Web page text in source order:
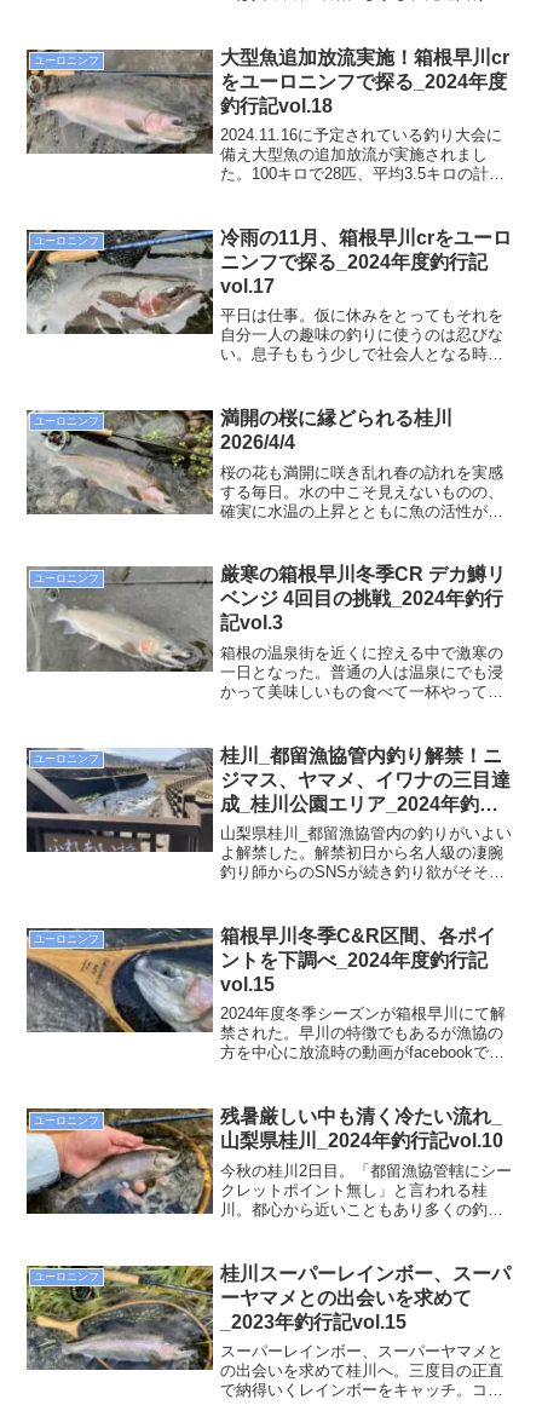
ユーロニンフ
大型魚追加放流実施！箱根早川cr
をユーロニンフで探る_2024年度
釣行記vol.18
2024.11.16に予定されている釣り大会に
備え大型魚の追加放流が実施されまし
た。100キロで28匹、平均3.5キロの計
た！
ユーロニンフ
冷雨の11月、箱根早川crをユーロ
ニンフで探る_2024年度釣行記
vol.17
平日は仕事。仮に休みをとってもそれを
自分一人の趣味の釣りに使うのは忍びな
い。息子ももう少しで社会人となる時期
息子もアルバイトを入れている都合もあ
るため、夫婦共々自分の時間として有効
活用が今のスタイル。ということで今週
の土曜日は雨予報でしたがそのまま箱根
早川へ
ユーロニンフ
満開の桜に縁どられる桂川
2026/4/4
桜の花も満開に咲き乱れ春の訪れを実感
する毎日。水の中こそ見えないものの、
確実に水温の上昇とともに魚の活性が上
は一尾をゲット。ただし、その後、2連チ
ャンでバラシ。足元に目を向けると無数
のつくしん坊が目に入る。
ユーロニンフ
厳寒の箱根早川冬季CR デカ鱒リ
ベンジ 4回目の挑戦_2024年釣行
記vol.3
箱根の温泉街を近くに控える中で激寒の
一日となった。普通の人は温泉にでも浸
かって美味しいもの食べて一杯やってい
挑戦で箱根早川に向かった。
ユーロニンフ
桂川_都留漁協管内釣り解禁！ニ
ジマス、ヤマメ、イワナの三目達
成_桂川公園エリア_2024年釣行
記vol.7
山梨県桂川_都留漁協管内の釣りがいよい
よ解禁した。解禁初日から名人級の凄腕
釣り師からのSNSが続き釣り欲がそそら
た。現地までの道中。雪を被った富士山
は格別に美しい
ユーロニンフ
箱根早川冬季C&R区間、各ポイ
ントを下調べ_2024年度釣行記
vol.15
2024年度冬季シーズンが箱根早川にて解
禁された。早川の特徴でもあるが漁協の
方を中心に放流時の動画がfacebookで公
る。
ユーロニンフ
残暑厳しい中も清く冷たい流れ_
山梨県桂川_2024年釣行記vol.10
今秋の桂川2日目。「都留漁協管轄にシー
クレットポイント無し」と言われる桂
川。都心から近いこともあり多くの釣り
り、折角来たのだからと広範囲に探る。
ビーズヘッドのニンフで流れの筋をトレ
ースしていると程なくヒット。ヒレビン
のニジマス、ヤマメ、そして桂川名物の
キロ鱒に恵まれた一日だった。
ユーロニンフ
桂川スーパーレインボー、スーパ
ーヤマメとの出会いを求めて
_2023年釣行記vol.15
スーパーレインボー、スーパーヤマメと
の出会いを求めて桂川へ。三度目の正直
で納得いくレインボーをキャッチ。コン